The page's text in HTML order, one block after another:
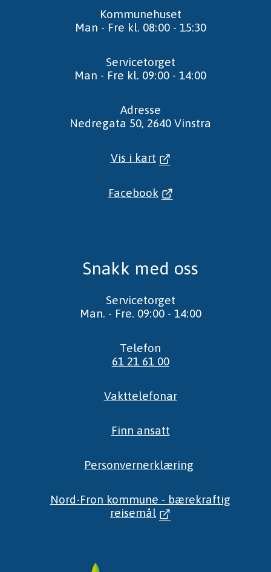
Kommunehuset
Man - Fre kl. 08:00 - 15:30
Servicetorget
Man - Fre kl. 09:00 - 14:00
Adresse
Nedregata 50, 2640 Vinstra
Vis i kart
Facebook
Snakk med oss
Servicetorget
Man. - Fre. 09:00 - 14:00
Telefon
61 21 61 00
Vakttelefonar
Finn ansatt
Personvernerklæring
Nord-Fron kommune - bærekraftig
reisemål